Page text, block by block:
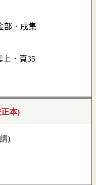
上．頁35
本)
)